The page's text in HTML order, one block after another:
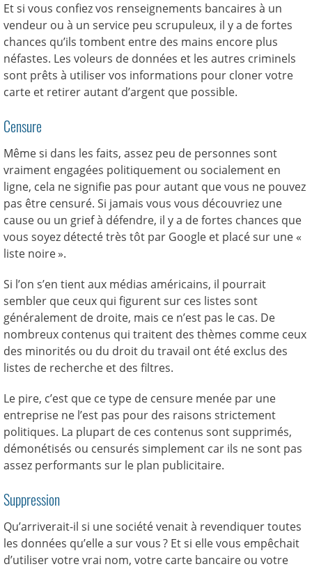
Et si vous confiez vos renseignements bancaires à un
vendeur ou à un service peu scrupuleux, il y a de fortes
chances qu’ils tombent entre des mains encore plus
néfastes. Les voleurs de données et les autres criminels
sont prêts à utiliser vos informations pour cloner votre
carte et retirer autant d’argent que possible.
Censure
Même si dans les faits, assez peu de personnes sont
vraiment engagées politiquement ou socialement en
ligne, cela ne signifie pas pour autant que vous ne pouvez
pas être censuré. Si jamais vous vous découvriez une
cause ou un grief à défendre, il y a de fortes chances que
vous soyez détecté très tôt par Google et placé sur une «
liste noire ».
Si l’on s’en tient aux médias américains, il pourrait
sembler que ceux qui figurent sur ces listes sont
généralement de droite, mais ce n’est pas le cas. De
nombreux contenus qui traitent des thèmes comme ceux
des minorités ou du droit du travail ont été exclus des
listes de recherche et des filtres.
Le pire, c’est que ce type de censure menée par une
entreprise ne l’est pas pour des raisons strictement
politiques. La plupart de ces contenus sont supprimés,
démonétisés ou censurés simplement car ils ne sont pas
assez performants sur le plan publicitaire.
Suppression
Qu’arriverait-il si une société venait à revendiquer toutes
les données qu’elle a sur vous ? Et si elle vous empêchait
d’utiliser votre vrai nom, votre carte bancaire ou votre